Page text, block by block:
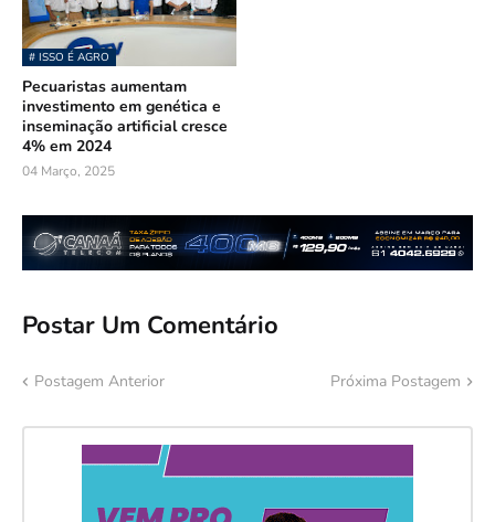
# ISSO É AGRO
Pecuaristas aumentam
investimento em genética e
inseminação artificial cresce
4% em 2024
04 Março, 2025
Postar Um Comentário
Postagem Anterior Próxima Postagem